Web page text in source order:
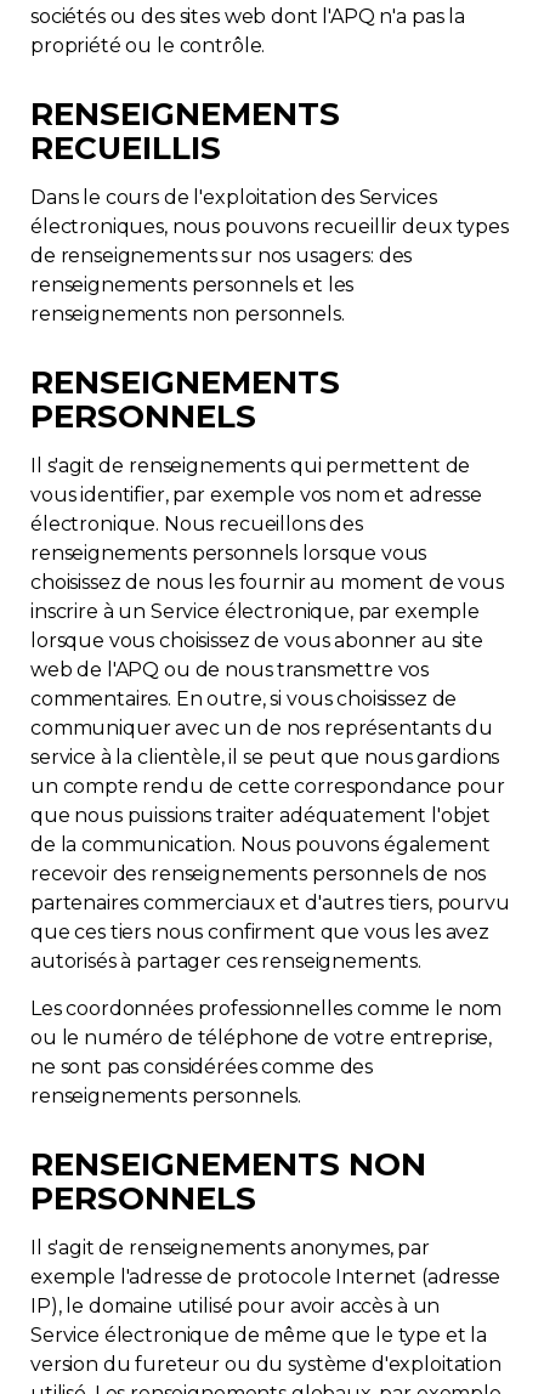
sociétés ou des sites web dont l'APQ n'a pas la
propriété ou le contrôle.
RENSEIGNEMENTS
RECUEILLIS
Dans le cours de l'exploitation des Services
électroniques, nous pouvons recueillir deux types
de renseignements sur nos usagers: des
renseignements personnels et les
renseignements non personnels.
RENSEIGNEMENTS
PERSONNELS
Il s'agit de renseignements qui permettent de
vous identifier, par exemple vos nom et adresse
électronique. Nous recueillons des
renseignements personnels lorsque vous
choisissez de nous les fournir au moment de vous
inscrire à un Service électronique, par exemple
lorsque vous choisissez de vous abonner au site
web de l'APQ ou de nous transmettre vos
commentaires. En outre, si vous choisissez de
communiquer avec un de nos représentants du
service à la clientèle, il se peut que nous gardions
un compte rendu de cette correspondance pour
que nous puissions traiter adéquatement l'objet
de la communication. Nous pouvons également
recevoir des renseignements personnels de nos
partenaires commerciaux et d'autres tiers, pourvu
que ces tiers nous confirment que vous les avez
autorisés à partager ces renseignements.
Les coordonnées professionnelles comme le nom
ou le numéro de téléphone de votre entreprise,
ne sont pas considérées comme des
renseignements personnels.
RENSEIGNEMENTS NON
PERSONNELS
Il s'agit de renseignements anonymes, par
exemple l'adresse de protocole Internet (adresse
IP), le domaine utilisé pour avoir accès à un
Service électronique de même que le type et la
version du fureteur ou du système d'exploitation